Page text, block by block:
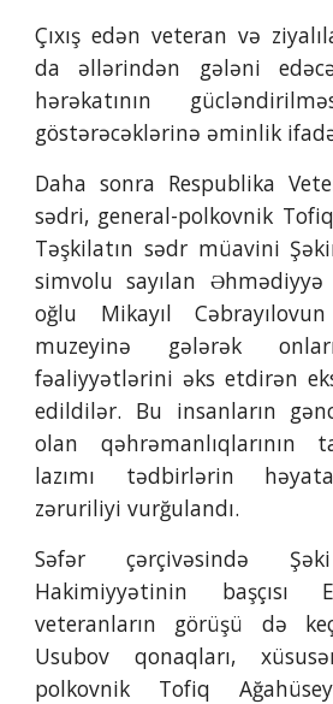
Çıxış edən veteran və
da əllərindən gələni
hərəkatının
göstərəcəklərinə əminlik
Daha sonra Respublika
sədri, general-polkovnik
Təşkilatın sədr müavini
simvolu sayılan Əhmədiyyə
oğlu Mikayıl
muzeyinə gələrək
fəaliyyətlərini əks etdirən
edildilər. Bu insanların
olan qəhrəmanlıqlarının
lazımı tədbirlərin
zəruriliyi vurğulandı.
Səfər çərçivəsində
Hakimiyyətinin başçısı
veteranların görüşü də
Usubov qonaqları,
polkovnik Tofiq